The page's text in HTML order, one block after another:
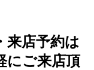
来店予約は
にご来店頂